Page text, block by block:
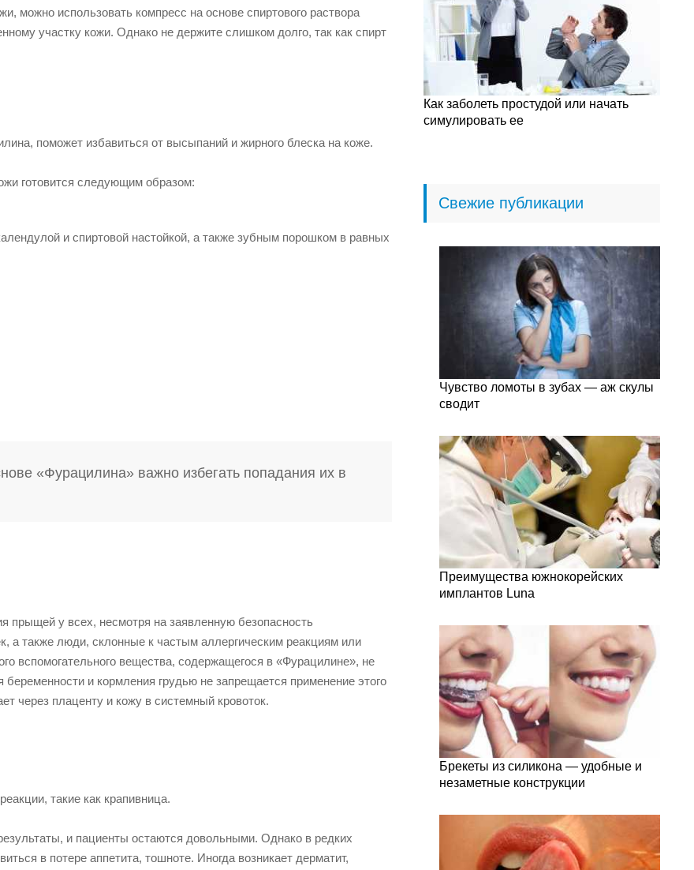
можно использовать компресс на основе спиртового раствора
участку кожи. Однако не держите слишком долго, так как спирт
поможет избавиться от высыпаний и жирного блеска на коже.
готовится следующим образом:
и спиртовой настойкой, а также зубным порошком в равных
«Фурацилина» важно избегать попадания их в
у всех, несмотря на заявленную безопасность
также люди, склонные к частым аллергическим реакциям или
вспомогательного вещества, содержащегося в «Фурацилине», не
и кормления грудью не запрещается применение этого
через плаценту и кожу в системный кровоток.
такие как крапивница.
и пациенты остаются довольными. Однако в редких
в потере аппетита, тошноте. Иногда возникает дерматит,
Как заболеть простудой или начать
симулировать ее
Свежие публикации
Чувство ломоты в зубах — аж скулы
сводит
Преимущества южнокорейских
имплантов Luna
Брекеты из силикона — удобные и
незаметные конструкции